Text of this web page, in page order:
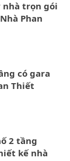
nhà trọn gói
Phan
có gara
Thiết
2 tầng
kế nhà